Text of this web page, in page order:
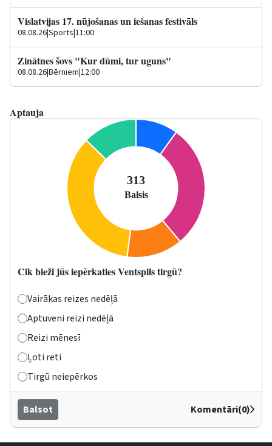
Vislatvijas 17. nūjošanas un iešanas festivāls
08.08.26|Sports|11:00
Zinātnes šovs "Kur dūmi, tur uguns"
08.08.26|Bērniem|12:00
Aptauja
Cik bieži jūs iepērkaties Ventspils tirgū?
Vairākas reizes nedēļā
Aptuveni reizi nedēļā
Reizi mēnesī
Ļoti reti
Tirgū neiepērkos
Balsot Komentāri(0)